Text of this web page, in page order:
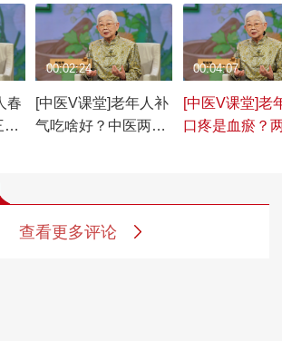
春
型
[中医V课堂]老年人补
气吃啥好？中医两药
00:02:24
[中医V课堂]老
口疼是血瘀？
00:04:07
查看更多评论